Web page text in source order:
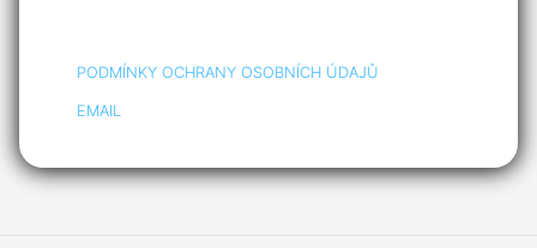
PODMÍNKY OCHRANY OSOBNÍCH ÚDAJŮ
EMAIL